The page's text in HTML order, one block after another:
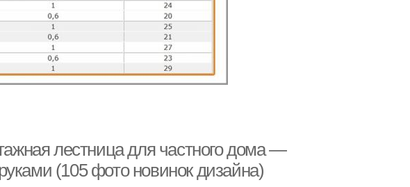
лестница для частного дома —
(105 фото новинок дизайна)